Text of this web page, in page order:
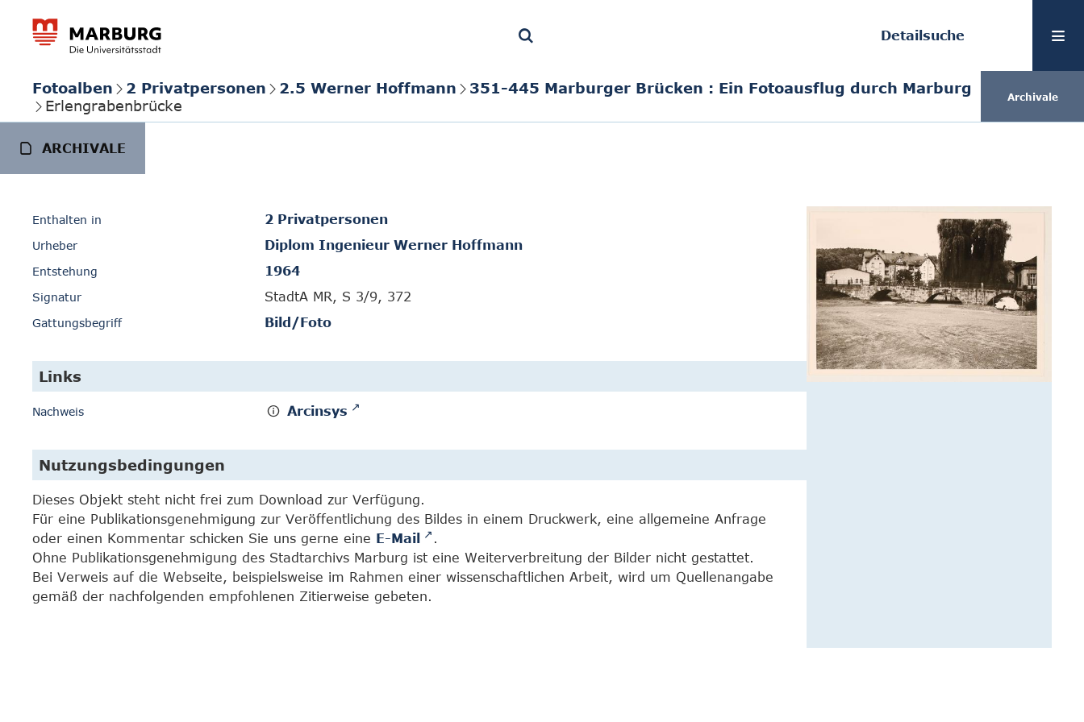
Detailsuche
Fotoalben 2 Privatpersonen 2.5 Werner Hoffmann
351-445 Marburger Brücken : Ein Fotoausflug durch Marburg
Erlengrabenbrücke
Archivale
ARCHIVALE
Enthalten in 2 Privatpersonen
Urheber Diplom Ingenieur Werner Hoffmann
Entstehung 1964
Signatur StadtA MR, S 3/9, 372
Gattungsbegriff Bild/Foto
Links
Nachweis Arcinsys
Nutzungsbedingungen
Dieses Objekt steht nicht frei zum Download zur Verfügung.
Für eine Publikationsgenehmigung zur Veröffentlichung des Bildes in einem Druckwerk, eine allgemeine Anfrage
oder einen Kommentar schicken Sie uns gerne eine E-Mail
.
Ohne Publikationsgenehmigung des Stadtarchivs Marburg ist eine Weiterverbreitung der Bilder nicht gestattet.
Bei Verweis auf die Webseite, beispielsweise im Rahmen einer wissenschaftlichen Arbeit, wird um Quellenangabe
gemäß der nachfolgenden empfohlenen Zitierweise gebeten.